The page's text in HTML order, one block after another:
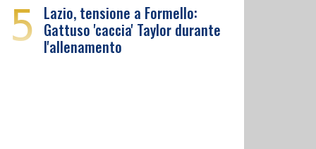
5 Lazio, tensione a Formello:
Gattuso 'caccia' Taylor durante
l'allenamento